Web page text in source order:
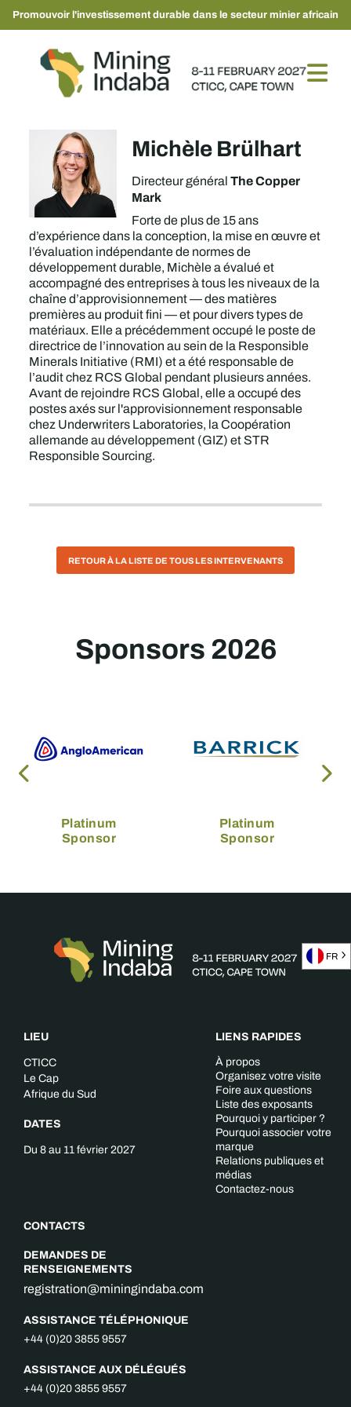
Promouvoir l'investissement durable dans le secteur minier africain
Michèle Brülhart
Directeur généralThe Copper
Mark
Forte de plus de 15 ans
d’expérience dans la conception, la mise en œuvre et
l’évaluation indépendante de normes de
développement durable, Michèle a évalué et
accompagné des entreprises à tous les niveaux de la
chaîne d’approvisionnement — des matières
premières au produit fini — et pour divers types de
matériaux. Elle a précédemment occupé le poste de
directrice de l’innovation au sein de la Responsible
Minerals Initiative (RMI) et a été responsable de
l’audit chez RCS Global pendant plusieurs années.
Avant de rejoindre RCS Global, elle a occupé des
postes axés sur l'approvisionnement responsable
chez Underwriters Laboratories, la Coopération
allemande au développement (GIZ) et STR
Responsible Sourcing.
RETOUR À LA LISTE DE TOUS LES INTERVENANTS
Sponsors 2026
Platinum
Sponsor
Platinum
Sponsor
LIEU
CTICC
Le Cap
Afrique du Sud
DATES
Du 8 au 11 février 2027
CONTACTS
DEMANDES DE
RENSEIGNEMENTS
registration@miningindaba.com
ASSISTANCE TÉLÉPHONIQUE
+44 (0)20 3855 9557
ASSISTANCE AUX DÉLÉGUÉS
+44 (0)20 3855 9557
LIENS RAPIDES
À propos
Organisez votre visite
Foire aux questions
Liste des exposants
Pourquoi y participer ?
Pourquoi associer votre
marque
Relations publiques et
médias
Contactez-nous
FR